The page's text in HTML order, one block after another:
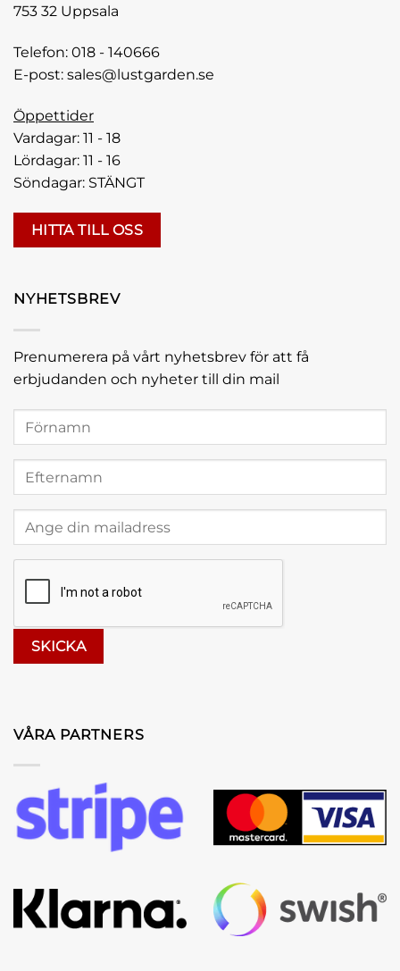
753 32 Uppsala
Telefon: 018 - 140666
E-post: sales@lustgarden.se
Öppettider
Vardagar: 11 - 18
Lördagar: 11 - 16
Söndagar: STÄNGT
HITTA TILL OSS
NYHETSBREV
Prenumerera på vårt nyhetsbrev för att få
erbjudanden och nyheter till din mail
VÅRA PARTNERS